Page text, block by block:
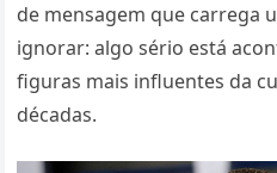
de mensagem que carrega
ignorar: algo sério está
figuras mais influentes da
décadas.